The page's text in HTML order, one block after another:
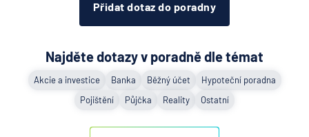
Přidat dotaz do poradny
Najděte dotazy v poradně dle témat
Akcie a investice Banka Běžný účet
Hypoteční poradna
Pojištění
Půjčka Reality Ostatní